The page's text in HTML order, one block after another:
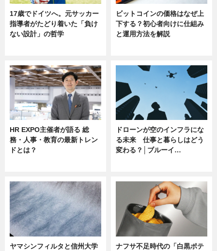
17歳でドイツへ。元サッカー
指導者がたどり着いた「負け
ない設計」の哲学
ビットコインの価格はなぜ上
下する？初心者向けに仕組み
と運用方法を解説
HR EXPO主催者が語る 総
務・人事・教育の最新トレン
ドとは？
ドローンが空のインフラにな
る未来 仕事と暮らしはどう
変わる？│ブルーイ…
ヤマシンフィルタと信州大学
ナフサ不足時代の「白黒ポテ